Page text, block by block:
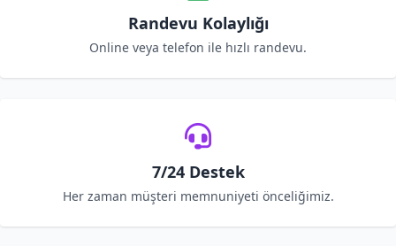
Randevu Kolaylığı
Online veya telefon ile hızlı randevu.
7/24 Destek
Her zaman müşteri memnuniyeti önceliğimiz.